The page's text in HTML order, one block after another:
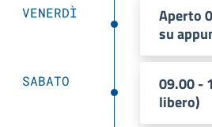
VENERDÌ
Aperto
su
SABATO
09.00 -
libero)